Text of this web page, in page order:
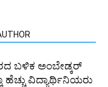
ಬಳಿಕ ಅಂಬೇಡ್ಕರ್
ವಿದ್ಯಾರ್ಥಿನಿಯರು